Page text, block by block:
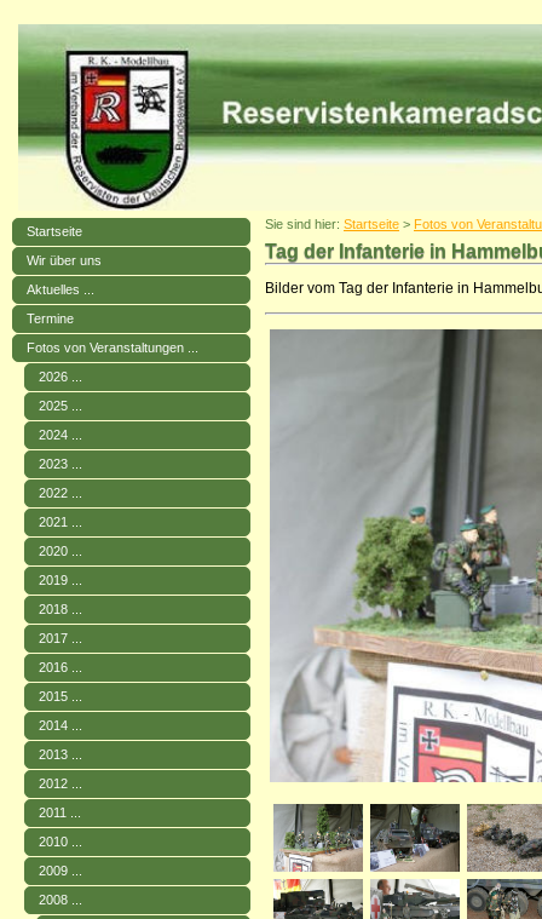
Startseite
Wir über uns
Aktuelles ...
Termine
Fotos von Veranstaltungen ...
2026 ...
2025 ...
2024 ...
2023 ...
2022 ...
2021 ...
2020 ...
2019 ...
2018 ...
2017 ...
2016 ...
2015 ...
2014 ...
2013 ...
2012 ...
2011 ...
2010 ...
2009 ...
2008 ...
Sie sind hier: Startseite > Fotos von
Tag der Infanterie in
Bilder vom Tag der Infanterie in